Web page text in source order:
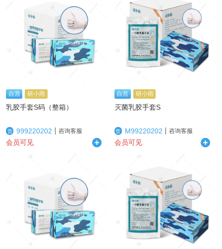
自营 研小雨
乳胶手套S码（整箱）
货 999220202 咨询客服
会员可见
自营 研小雨
灭菌乳胶手套S
货 M99220202 咨询客服
会员可见